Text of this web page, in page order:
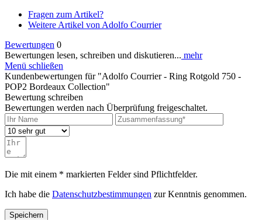
Fragen zum Artikel?
Weitere Artikel von Adolfo Courrier
Bewertungen 0
Bewertungen lesen, schreiben und diskutieren... mehr
Menü schließen
Kundenbewertungen für "Adolfo Courrier - Ring Rotgold 750 -
POP2 Bordeaux Collection"
Bewertung schreiben
Bewertungen werden nach Überprüfung freigeschaltet.
Die mit einem * markierten Felder sind Pflichtfelder.
Ich habe die Datenschutzbestimmungen zur Kenntnis genommen.
Speichern